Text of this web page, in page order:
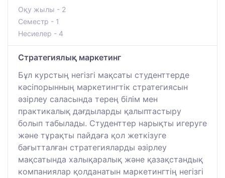
Оқу жылы - 2
Семестр - 1
Несиелер - 4
Стратегиялық маркетинг
Бұл курстың негізгі мақсаты студенттерде
кәсіпорынның маркетингтік стратегиясын
әзірлеу саласында терең білім мен
практикалық дағдыларды қалыптастыру
болып табылады. Студенттер нарықты игеруге
және тұрақты пайдаға қол жеткізуге
бағытталған стратегияларды әзірлеу
мақсатында халықаралық және қазақстандық
компаниялар қолданатын маркетингтің негізгі